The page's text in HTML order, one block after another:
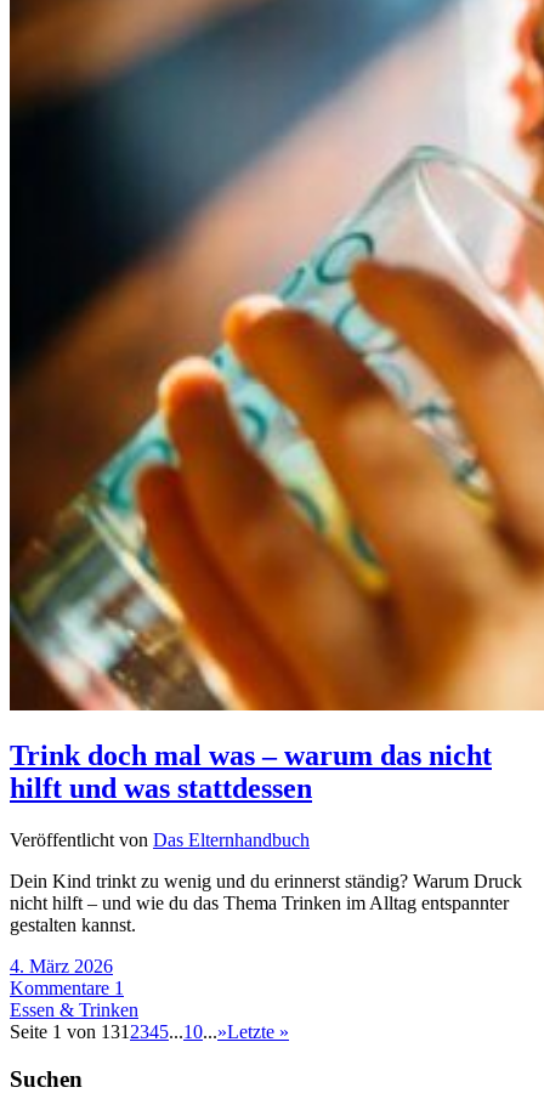
Trink doch mal was – warum das nicht
hilft und was stattdessen
Veröffentlicht von Das Elternhandbuch
Dein Kind trinkt zu wenig und du erinnerst ständig? Warum Druck
nicht hilft – und wie du das Thema Trinken im Alltag entspannter
gestalten kannst.
4. März 2026
Kommentare 1
Essen & Trinken
Seite 1 von 131 2345...10...»Letzte »
Suchen